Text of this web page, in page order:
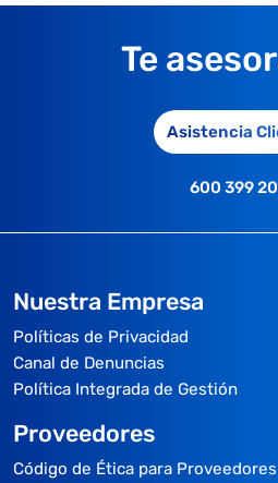
Te
Asistencia
600 399
Nuestra Empresa
Políticas de Privacidad
Canal de Denuncias
Política Integrada de Gestión
Proveedores
Código de Ética para